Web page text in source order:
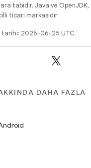
tabidir. Java ve
ticari markasıdır.
tarihi: 2026-06-25 UTC.
DAHA FAZLA